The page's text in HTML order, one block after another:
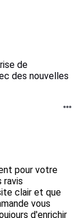
de
des nouvelles
pour votre
ravis
clair et que
vous
d'enrichir